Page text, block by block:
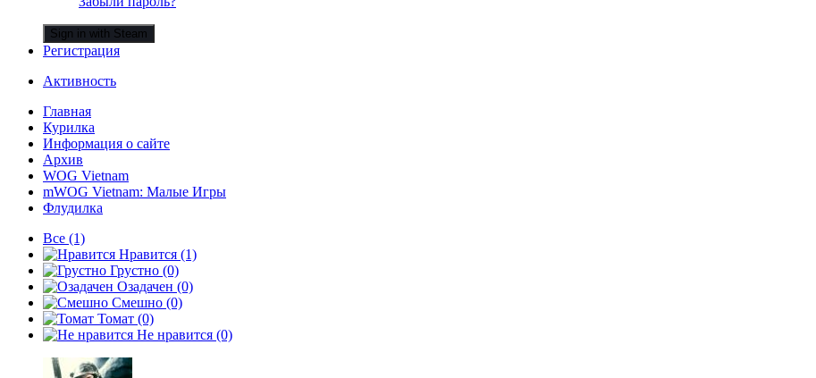
Sign in with Steam
Регистрация
Активность
Главная
Курилка
Информация о сайте
Архив
WOG Vietnam
mWOG Vietnam: Малые Игры
Флудилка
Все (1)
Нравится (1)
Грустно (0)
Озадачен (0)
Смешно (0)
Томат (0)
Не нравится (0)